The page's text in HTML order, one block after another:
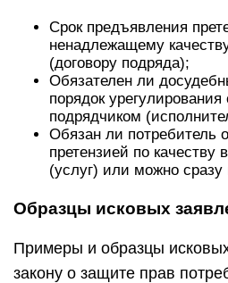
Срок предъявления
ненадлежащему
(договору подряда);
Обязателен ли
порядок
подрядчиком
Обязан ли потребитель
претензией по качеству
(услуг) или можно сразу
Образцы исковых
Примеры и образцы
закону о защите прав